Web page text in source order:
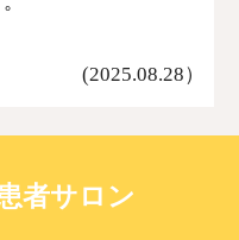
(2025.08.28）
者サロン